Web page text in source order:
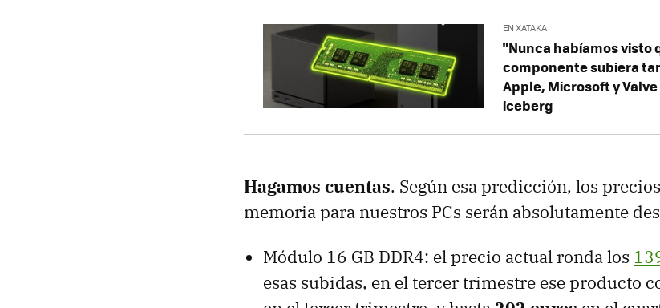
EN XATAKA
"Nunca habíamos visto
componente subiera
Apple, Microsoft y
iceberg
Hagamos cuentas. Según esa predicción, los
memoria para nuestros PCs serán absolutamente
Módulo 16 GB DDR4: el precio actual ronda los
esas subidas, en el tercer trimestre ese producto